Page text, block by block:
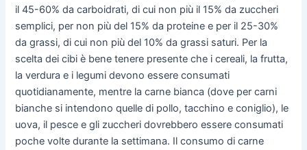
il 45-60% da carboidrati, di cui non più il 15% da zuccheri
semplici, per non più del 15% da proteine e per il 25-30%
da grassi, di cui non più del 10% da grassi saturi. Per la
scelta dei cibi è bene tenere presente che i cereali, la frutta,
la verdura e i legumi devono essere consumati
quotidianamente, mentre la carne bianca (dove per carni
bianche si intendono quelle di pollo, tacchino e coniglio), le
uova, il pesce e gli zuccheri dovrebbero essere consumati
poche volte durante la settimana. Il consumo di carne